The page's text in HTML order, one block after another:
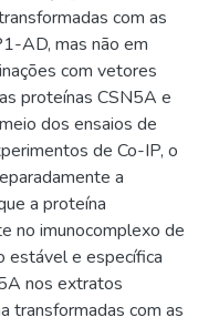
com as
AD, mas não em
com vetores
proteínas CSN5A e
dos ensaios de
de Co-IP, o
a
a proteína
imunocomplexo de
estável e específica
nos extratos
transformadas com as